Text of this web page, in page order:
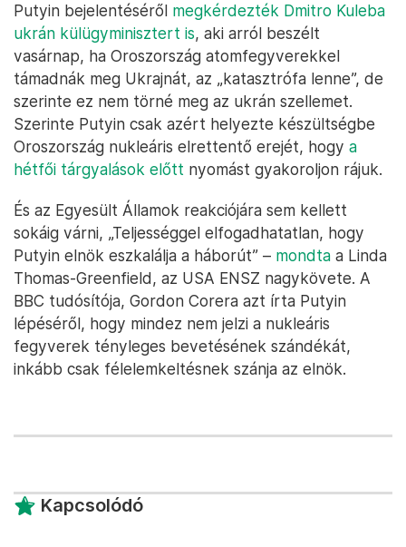
Putyin bejelentéséről megkérdezték Dmitro Kuleba
ukrán külügyminisztert is, aki arról beszélt
vasárnap, ha Oroszország atomfegyverekkel
támadnák meg Ukrajnát, az „katasztrófa lenne”, de
szerinte ez nem törné meg az ukrán szellemet.
Szerinte Putyin csak azért helyezte készültségbe
Oroszország nukleáris elrettentő erejét, hogy a
hétfői tárgyalások előtt nyomást gyakoroljon rájuk.
És az Egyesült Államok reakciójára sem kellett
sokáig várni, „Teljességgel elfogadhatatlan, hogy
Putyin elnök eszkalálja a háborút” – mondta a Linda
Thomas-Greenfield, az USA ENSZ nagykövete. A
BBC tudósítója, Gordon Corera azt írta Putyin
lépéséről, hogy mindez nem jelzi a nukleáris
fegyverek tényleges bevetésének szándékát,
inkább csak félelemkeltésnek szánja az elnök.
Kapcsolódó